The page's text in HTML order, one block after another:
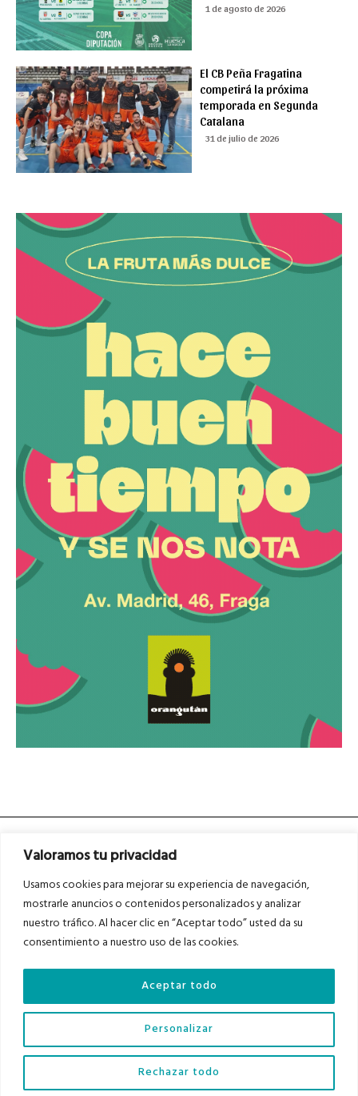
Valoramos tu privacidad
Usamos cookies para mejorar su experiencia de navegación,
mostrarle anuncios o contenidos personalizados y analizar
nuestro tráfico. Al hacer clic en “Aceptar todo” usted da su
consentimiento a nuestro uso de las cookies.
Personalizar
Rechazar todo
Aceptar todo
1 de agosto de 2026
El CB Peña Fragatina
competirá la próxima
temporada en Segunda
Catalana
31 de julio de 2026
Asociados a
Auditados por
Diario del Bajo Cinca © 2023 . Todos los derechos reservados |Aviso Legal
Política de Privacidad |Política de Cookies